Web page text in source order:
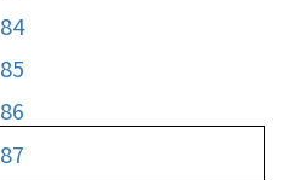
84
85
86
87